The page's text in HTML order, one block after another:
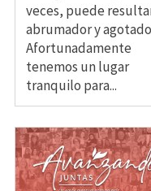
veces, puede
abrumador y
Afortunadamente
tenemos un lugar
tranquilo para...